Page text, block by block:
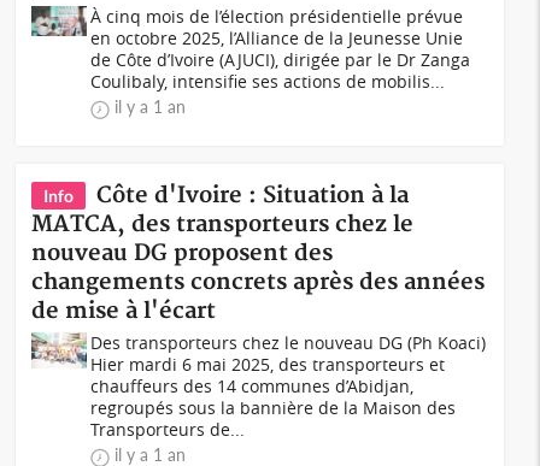
À cinq mois de l’élection présidentielle prévue
en octobre 2025, l’Alliance de la Jeunesse Unie
de Côte d’Ivoire (AJUCI), dirigée par le Dr Zanga
Coulibaly, intensifie ses actions de mobilis...
il y a 1 an
Info
Côte d'Ivoire : Situation à la
MATCA, des transporteurs chez le
nouveau DG proposent des
changements concrets après des années
de mise à l'écart
Des transporteurs chez le nouveau DG (Ph Koaci)
Hier mardi 6 mai 2025, des transporteurs et
chauffeurs des 14 communes d’Abidjan,
regroupés sous la bannière de la Maison des
Transporteurs de...
il y a 1 an